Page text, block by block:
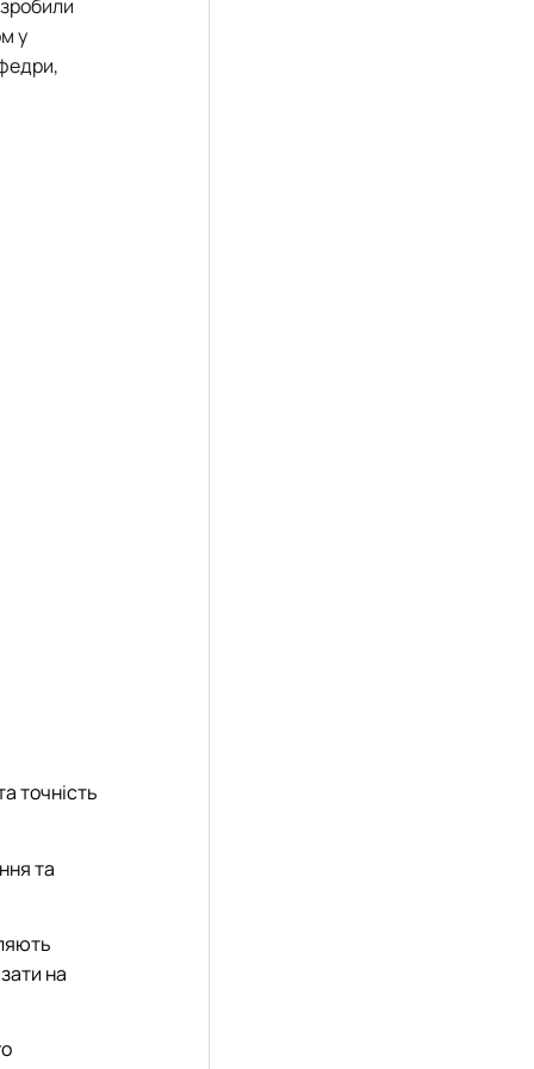
у
точність
та
на